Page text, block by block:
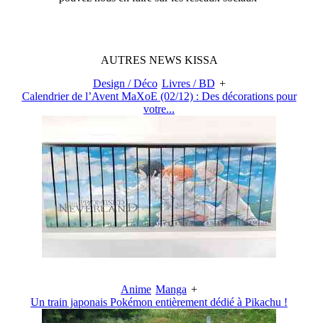
AUTRES NEWS KISSA
Design / Déco Livres / BD +
Calendrier de l’Avent MaXoE (02/12) : Des décorations pour
votre...
Anime Manga +
Un train japonais Pokémon entièrement dédié à Pikachu !